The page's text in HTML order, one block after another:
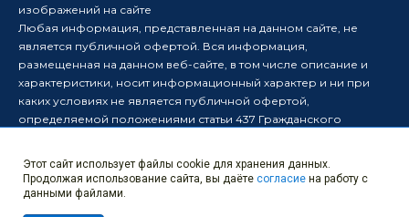
изображений на сайте
Любая информация, представленная на данном сайте, не
является публичной офертой. Вся информация,
размещенная на данном веб-сайте, в том числе описание и
характеристики, носит информационный характер и ни при
каких условиях не является публичной офертой,
определяемой положениями статьи 437 Гражданского
Производитель оставляет за собой право в одностороннем
порядке вносить изменения в информацию, размещенную на
данном веб-сайте, без уведомления третьих лиц о таких
Этот сайт использует файлы cookie для хранения данных.
Продолжая использование сайта, вы даёте согласие на работу с
данными файлами.